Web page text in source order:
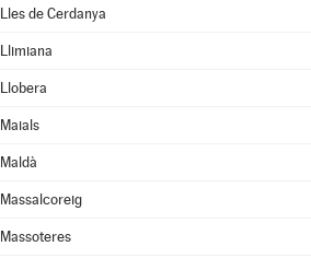
Lles de Cerdanya
Llimiana
Llobera
Maials
Maldà
Massalcoreig
Massoteres